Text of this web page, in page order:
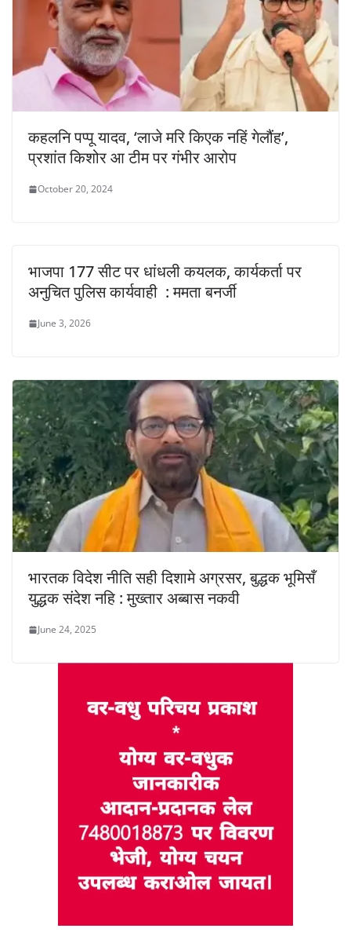
कहलनि पप्पू यादव, ‘लाजे मरि किएक नहिं गेलौंह’,
प्रशांत किशोर आ टीम पर गंभीर आरोप
October 20, 2024
भाजपा 177 सीट पर धांधली कयलक, कार्यकर्ता पर
अनुचित पुलिस कार्यवाही : ममता बनर्जी
June 3, 2026
भारतक विदेश नीति सही दिशामे अग्रसर, बुद्धक भूमिसँ
युद्धक संदेश नहि : मुख्तार अब्बास नकवी
June 24, 2025